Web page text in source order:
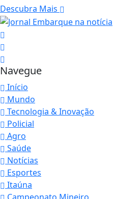
Descubra Mais
Navegue
Início
Mundo
Tecnologia & Inovação
Policial
Agro
Saúde
Notícias
Esportes
Itaúna